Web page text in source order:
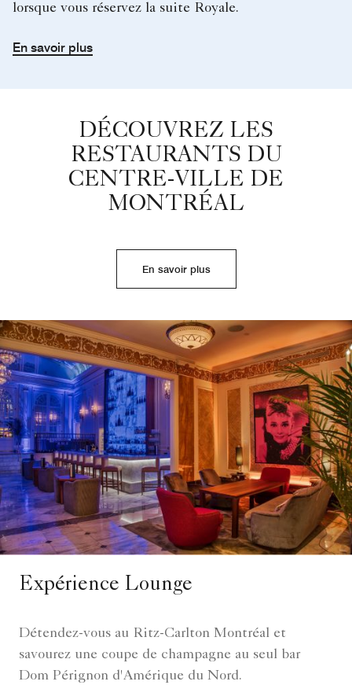
lorsque vous réservez la suite Royale.
En savoir plus
DÉCOUVREZ LES
RESTAURANTS DU
CENTRE-VILLE DE
MONTRÉAL
En savoir plus
Expérience Lounge
Détendez-vous au Ritz-Carlton Montréal et
savourez une coupe de champagne au seul bar
Dom Pérignon d'Amérique du Nord.